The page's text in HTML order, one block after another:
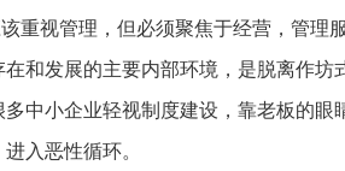
重视管理，但必须聚焦于经营，管理
和发展的主要内部环境，是脱离作
中小企业轻视制度建设，靠老板的
入恶性循环。